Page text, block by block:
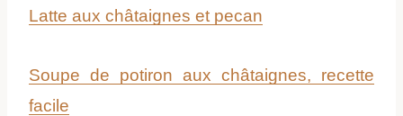
Latte aux châtaignes et pecan
Soupe de potiron aux châtaignes, recette
facile